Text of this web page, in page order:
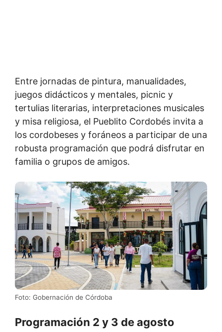
Entre jornadas de pintura, manualidades,
juegos didácticos y mentales, picnic y
tertulias literarias, interpretaciones musicales
y misa religiosa, el Pueblito Cordobés invita a
los cordobeses y foráneos a participar de una
robusta programación que podrá disfrutar en
familia o grupos de amigos.
Foto: Gobernación de Córdoba
Programación 2 y 3 de agosto